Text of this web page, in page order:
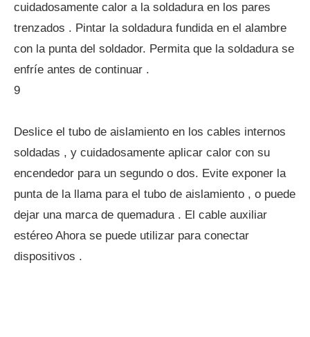
cuidadosamente calor a la soldadura en los pares
trenzados . Pintar la soldadura fundida en el alambre
con la punta del soldador. Permita que la soldadura se
enfríe antes de continuar .
9
Deslice el tubo de aislamiento en los cables internos
soldadas , y cuidadosamente aplicar calor con su
encendedor para un segundo o dos. Evite exponer la
punta de la llama para el tubo de aislamiento , o puede
dejar una marca de quemadura . El cable auxiliar
estéreo Ahora se puede utilizar para conectar
dispositivos .